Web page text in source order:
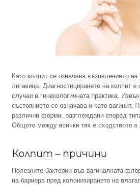
Като колпит се означава възпалението
лигавица. Диагностицирането на колпит е
случаи в гинекологичната практика.
състоянието се означава и като вагинит.
различни форми, разглеждани според
Общото между всички тях е сходството в
Колпит – причини
Полезните бактерии във вагиналната
на бариера пред колонизирането на